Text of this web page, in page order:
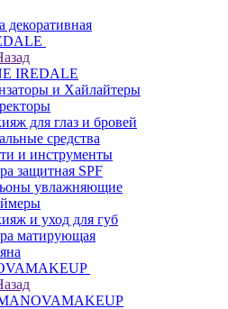
декоративная
IREDALE
и Хайлайтеры
для глаз и бровей
средства
и инструменты
защитная SPF
увлажняющие
и уход для губ
матирующая